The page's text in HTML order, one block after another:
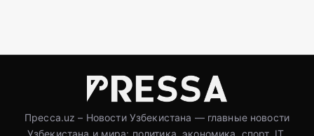
Пресса.uz – Новости Узбекистана — главные новости
Узбекистана и мира: политика, экономика, спорт, IT,